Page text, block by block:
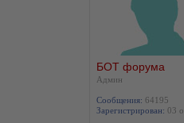
БОТ форума
Админ
Сообщения: 64195
Зарегистрирован: 03